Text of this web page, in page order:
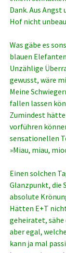
Dank. Aus
Hof nicht
Was gäbe es
blauen
Unzählige
gewusst, wäre
Meine
fallen lassen
Zumindest
vorführen
sensationellen
»Miau, miau,
Einen solchen
Glanzpunkt, die
absolute
Hätten E+T
geheiratet, sähe
aber egal,
kann ja mal